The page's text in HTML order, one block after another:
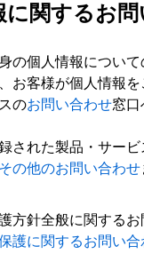
に関するお
の個人情報について
お客様が個人情報
のお問い合わせ窓口
された製品・サー
その他のお問い合わせ
方針全般に関するお
護に関するお問い合